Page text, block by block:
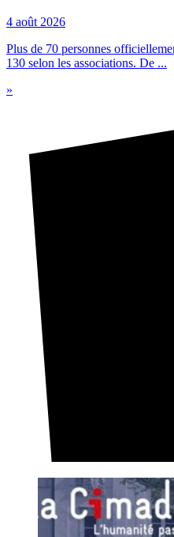
4 août 2026
Plus de 70 personnes
130 selon les associations. De ...
»